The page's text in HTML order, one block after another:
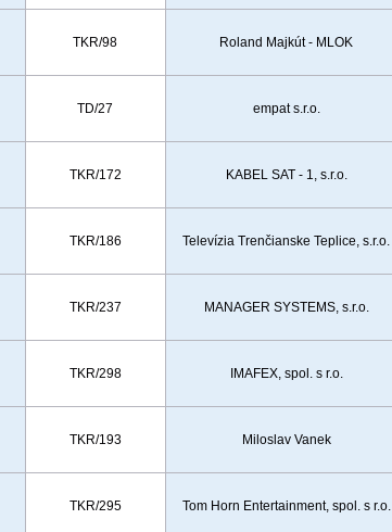
TKR/98 Roland Majkút - MLOK
TD/27 empat s.r.o.
TKR/172 KABEL SAT - 1, s.r.o.
TKR/186 Televízia Trenčianske Teplice, s.r.o.
TKR/237 MANAGER SYSTEMS, s.r.o.
TKR/298 IMAFEX, spol. s r.o.
TKR/193 Miloslav Vanek
TKR/295 Tom Horn Entertainment, spol. s r.o.